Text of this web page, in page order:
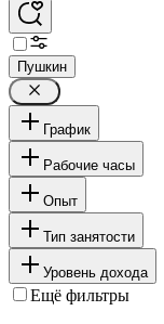
Пушкин
График
Рабочие часы
Опыт
Тип занятости
Уровень дохода
Ещё фильтры